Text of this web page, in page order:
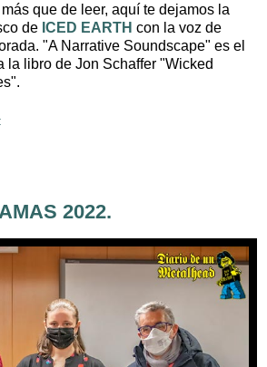
que de leer, aquí te dejamos la
de ICED EARTH con la voz de
"A Narrative Soundscape" es el
la libro de Jon Schaffer "Wicked
2022.